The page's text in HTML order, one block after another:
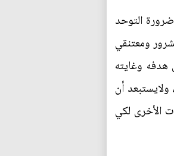
التوحد
ومعتنقي
هدفه وغايته
أن
الأخرى لكي